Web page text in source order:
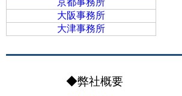
京都事務所
大阪事務所
大津事務所
◆弊社概要